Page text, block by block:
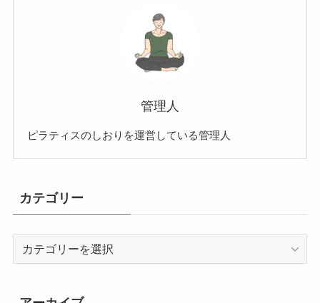
管理人
ピラティスのしおりを運営している管理人
カテゴリー
リ